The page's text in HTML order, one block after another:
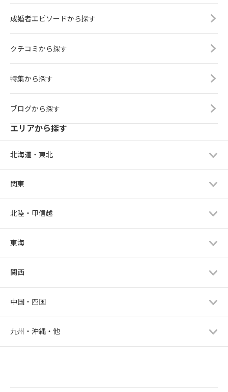
成婚者エピソードから探す
クチコミから探す
特集から探す
ブログから探す
エリアから探す
北海道・東北
関東
北陸・甲信越
東海
関西
中国・四国
九州・沖縄・他